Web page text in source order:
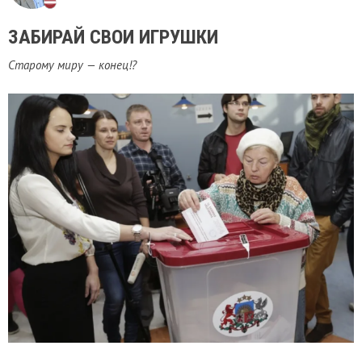
ЗАБИРАЙ СВОИ ИГРУШКИ
Старому миру — конец!?